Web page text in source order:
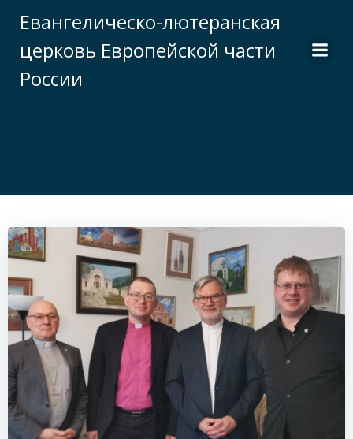
к
содержимому
Евангелическо-лютеранская
церковь Европейской части
России